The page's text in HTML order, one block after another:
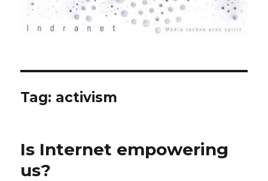
Tag: activism
Is Internet empowering
us?